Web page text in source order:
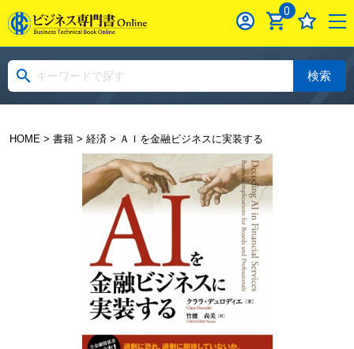
0
検索
HOME> 書籍> 経済 > ＡＩを金融ビジネスに実装する